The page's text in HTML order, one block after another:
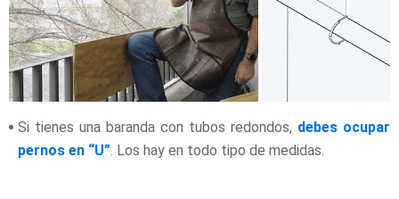
Si tienes una baranda con tubos redondos, debes ocupar
pernos en “U”. Los hay en todo tipo de medidas.